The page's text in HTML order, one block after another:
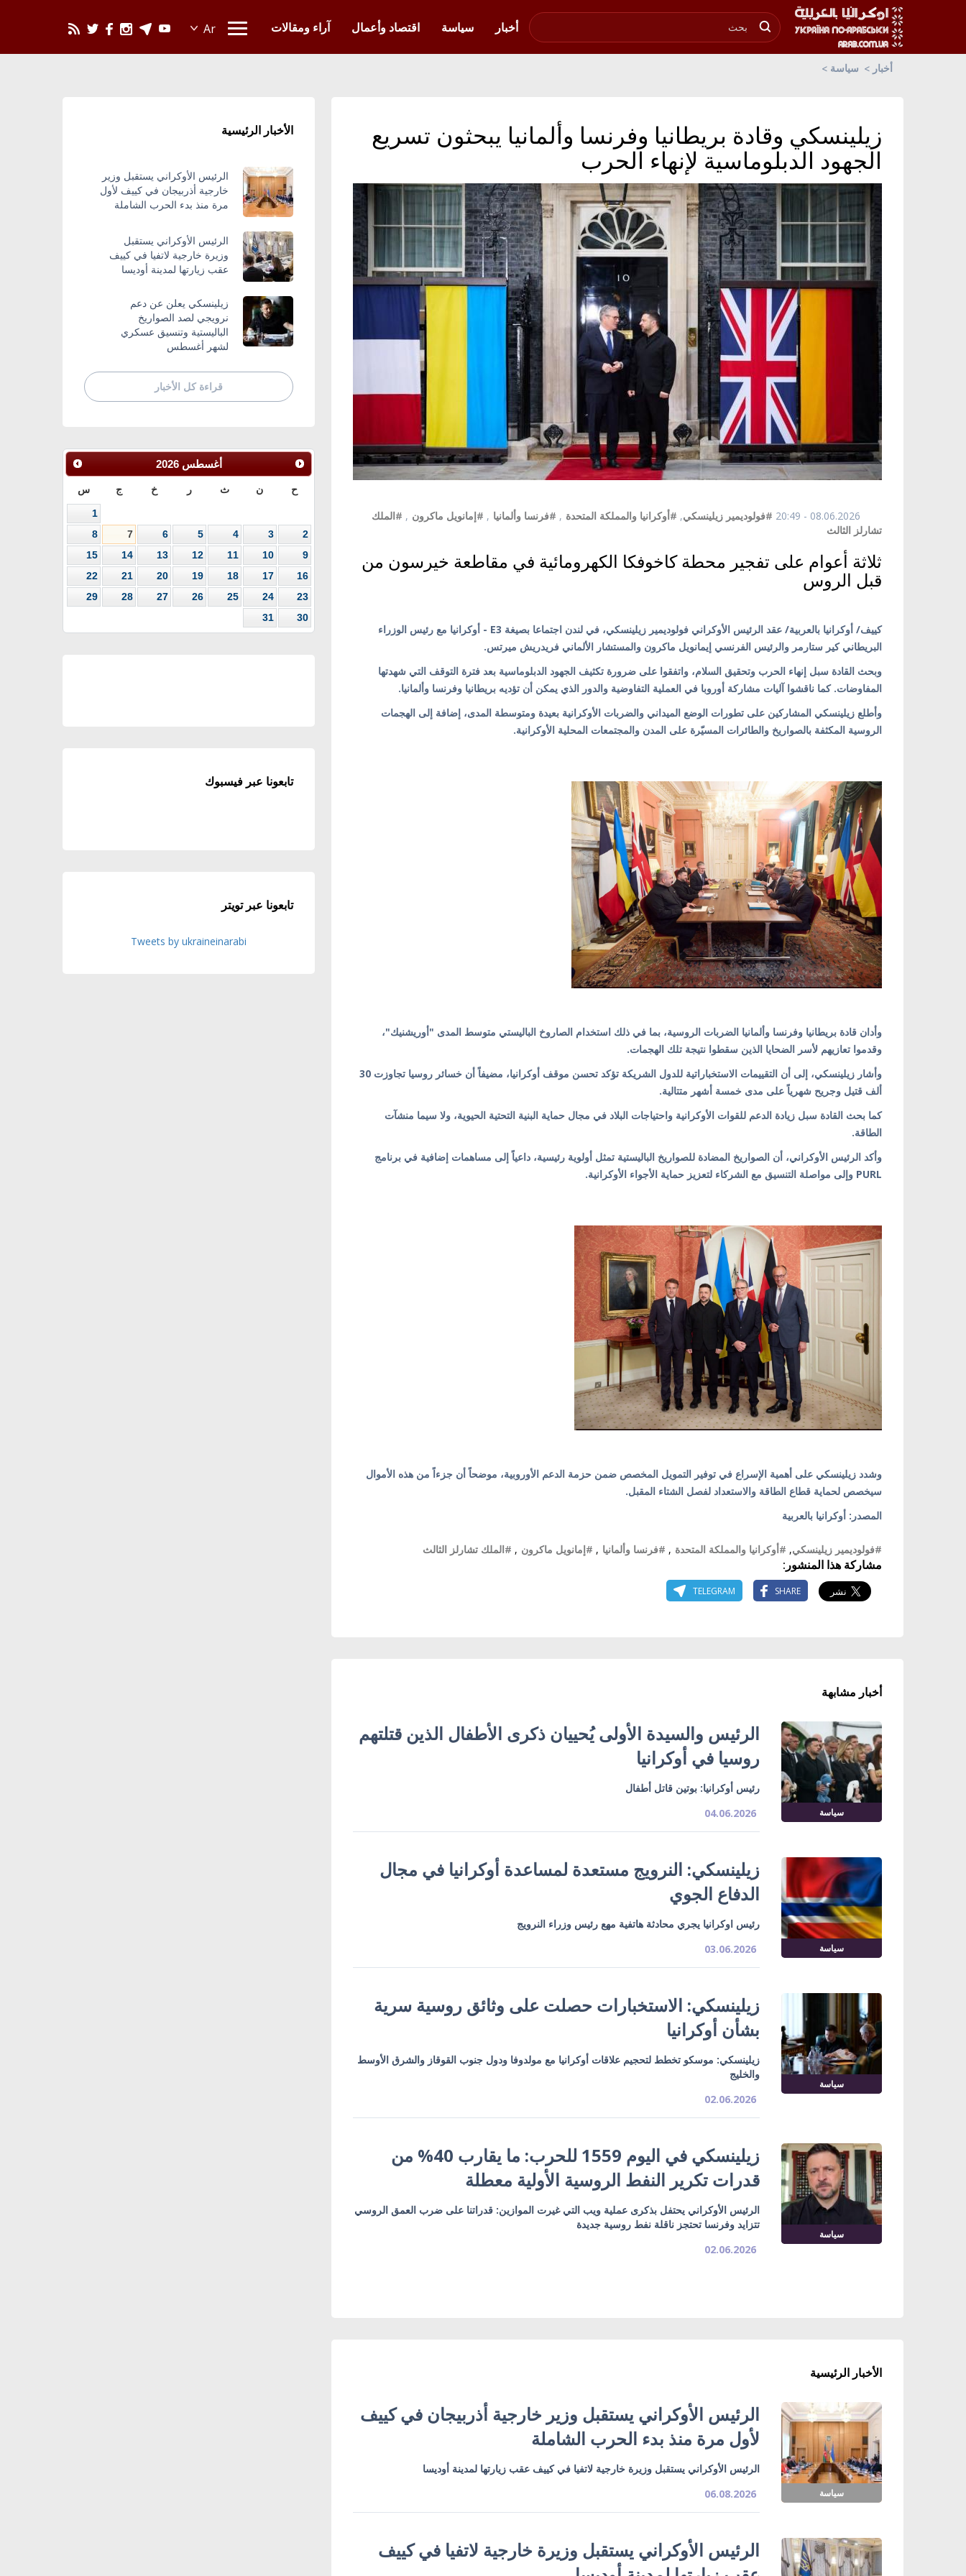
أخبار
سياسة اقتصاد وأعمال آراء ومقالات
أخبار سياسة
زيلينسكي وقادة بريطانيا وفرنسا وألمانيا يبحثون تسريع
الجهود الدبلوماسية لإنهاء الحرب
08.06.2026 - 20:49 #فولوديمير زيلينسكي, #أوكرانيا والمملكة المتحدة , #فرنسا وألمانيا , #إمانويل ماكرون , #الملك
تشارلز الثالث
ثلاثة أعوام على تفجير محطة كاخوفكا الكهرومائية في مقاطعة خيرسون من
قبل الروس
كييف/ أوكرانيا بالعربية/ عقد الرئيس الأوكراني فولوديمير زيلينسكي، في لندن اجتماعا بصيغة E3 - أوكرانيا مع رئيس الوزراء
البريطاني كير ستارمر والرئيس الفرنسي إيمانويل ماكرون والمستشار الألماني فريدريش ميرتس.
وبحث القادة سبل إنهاء الحرب وتحقيق السلام، واتفقوا على ضرورة تكثيف الجهود الدبلوماسية بعد فترة التوقف التي شهدتها
المفاوضات. كما ناقشوا آليات مشاركة أوروبا في العملية التفاوضية والدور الذي يمكن أن تؤديه بريطانيا وفرنسا وألمانيا.
وأطلع زيلينسكي المشاركين على تطورات الوضع الميداني والضربات الأوكرانية بعيدة ومتوسطة المدى، إضافة إلى الهجمات
الروسية المكثفة بالصواريخ والطائرات المسيّرة على المدن والمجتمعات المحلية الأوكرانية.
وأدان قادة بريطانيا وفرنسا وألمانيا الضربات الروسية، بما في ذلك استخدام الصاروخ الباليستي متوسط المدى "أوريشنيك"،
وقدموا تعازيهم لأسر الضحايا الذين سقطوا نتيجة تلك الهجمات.
وأشار زيلينسكي، إلى أن التقييمات الاستخباراتية للدول الشريكة تؤكد تحسن موقف أوكرانيا، مضيفاً أن خسائر روسيا تجاوزت 30
ألف قتيل وجريح شهرياً على مدى خمسة أشهر متتالية.
كما بحث القادة سبل زيادة الدعم للقوات الأوكرانية واحتياجات البلاد في مجال حماية البنية التحتية الحيوية، ولا سيما منشآت
الطاقة.
وأكد الرئيس الأوكراني، أن الصواريخ المضادة للصواريخ الباليستية تمثل أولوية رئيسية، داعياً إلى مساهمات إضافية في برنامج
PURL وإلى مواصلة التنسيق مع الشركاء لتعزيز حماية الأجواء الأوكرانية.
وشدد زيلينسكي على أهمية الإسراع في توفير التمويل المخصص ضمن حزمة الدعم الأوروبية، موضحاً أن جزءاً من هذه الأموال
سيخصص لحماية قطاع الطاقة والاستعداد لفصل الشتاء المقبل.
المصدر: أوكرانيا بالعربية
#فولوديمير زيلينسكي, #أوكرانيا والمملكة المتحدة , #فرنسا وألمانيا , #إمانويل ماكرون , #الملك تشارلز الثالث
مشاركة هذا المنشور:
SHARE
TELEGRAM
أخبار مشابهة
سياسة
الرئيس والسيدة الأولى يُحييان ذكرى الأطفال الذين قتلتهم
روسيا في أوكرانيا
رئيس أوكرانيا: بوتين قاتل أطفال
04.06.2026
سياسة
زيلينسكي: النرويج مستعدة لمساعدة أوكرانيا في مجال
الدفاع الجوي
رئيس اوكرانيا يجري محادثة هاتفية مهع رئيس وزراء النرويج
03.06.2026
سياسة
زيلينسكي: الاستخبارات حصلت على وثائق روسية سرية
بشأن أوكرانيا
زيلينسكي: موسكو تخطط لتحجيم علاقات أوكرانيا مع مولدوفا ودول جنوب القوقاز والشرق الأوسط
والخليج
02.06.2026
سياسة
زيلينسكي في اليوم 1559 للحرب: ما يقارب 40% من
قدرات تكرير النفط الروسية الأولية معطلة
الرئيس الأوكراني يحتفل بذكرى عملية ويب التي غيرت الموازين: قدراتنا على ضرب العمق الروسي
تتزايد وفرنسا تحتجز ناقلة نفط روسية جديدة
02.06.2026
الأخبار الرئيسية
سياسة
الرئيس الأوكراني يستقبل وزير خارجية أذربيجان في كييف
لأول مرة منذ بدء الحرب الشاملة
الرئيس الأوكراني يستقبل وزيرة خارجية لاتفيا في كييف عقب زيارتها لمدينة أوديسا
06.08.2026
الرئيس الأوكراني يستقبل وزيرة خارجية لاتفيا في كييف
الأخبار الرئيسية
الرئيس الأوكراني يستقبل وزير
خارجية أذربيجان في كييف لأول
مرة منذ بدء الحرب الشاملة
الرئيس الأوكراني يستقبل
وزيرة خارجية لاتفيا في كييف
عقب زيارتها لمدينة أوديسا
زيلينسكي يعلن عن دعم
نرويجي لصد الصواريخ
الباليستية وتنسيق عسكري
لشهر أغسطس
قراءة كل الأخبار
أغسطس 2026
ح ن ث ر خ ج س
1
2
3
4
5
6
7
8
9
10
11
12
13
14
15
16
17
18
19
20
21
22
23
24
25
26
27
28
29
30
31
تابعونا عبر فيسبوك
تابعونا عبر تويتر
Tweets by ukraineinarabi